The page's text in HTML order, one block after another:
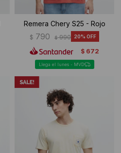
Remera Chery S25 - Rojo
$ 790 $ 990 20
$ 672
Llega el lunes - MVD